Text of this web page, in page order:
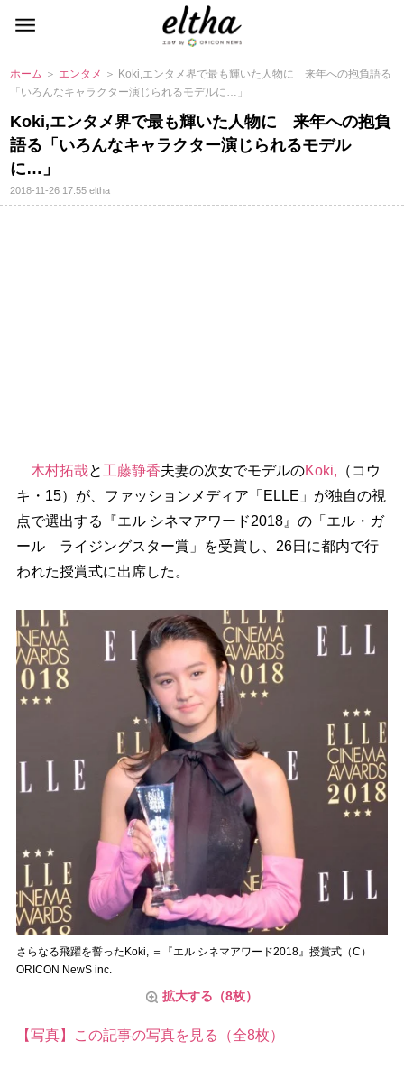
ホーム ＞ エンタメ ＞ Koki,エンタメ界で最も輝いた人物に 来年への抱負語る
「いろんなキャラクター演じられるモデルに…」
Koki,エンタメ界で最も輝いた人物に 来年への抱負
語る「いろんなキャラクター演じられるモデル
に…」
2018-11-26 17:55eltha
木村拓哉と 工藤静香夫妻の次女でモデルのKoki, （コウ
キ・15）が、ファッションメディア「ELLE」が独自の視
点で選出する『エル シネマアワード2018』の「エル・ガ
ール ライジングスター賞」を受賞し、26日に都内で行
われた授賞式に出席した。
さらなる飛躍を誓ったKoki, ＝『エル シネマアワード2018』授賞式（C）
ORICON NewS inc.
拡大する（8枚）
【写真】この記事の写真を見る（全8枚）